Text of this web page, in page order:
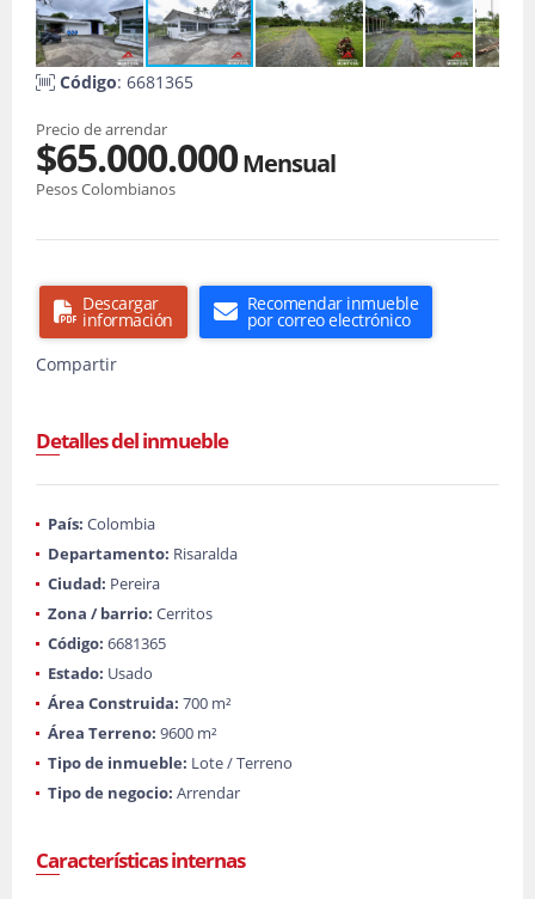
Código: 6681365
Precio de arrendar
$65.000.000Mensual
Pesos Colombianos
Descargar
información
Recomendar inmueble
por correo electrónico
Compartir
Detalles del inmueble
País: Colombia
Departamento: Risaralda
Ciudad: Pereira
Zona / barrio: Cerritos
Código: 6681365
Estado: Usado
Área Construida: 700 m²
Área Terreno: 9600 m²
Tipo de inmueble: Lote / Terreno
Tipo de negocio: Arrendar
Características internas